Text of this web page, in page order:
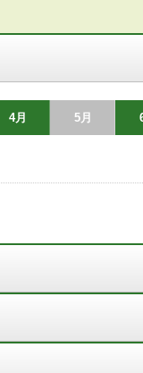
4月 5月